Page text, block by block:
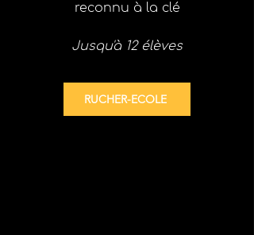
reconnu à la clé
Jusqu'à 12 élèves
RUCHER-ECOLE